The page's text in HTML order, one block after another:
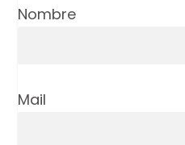
Nombre
Mail